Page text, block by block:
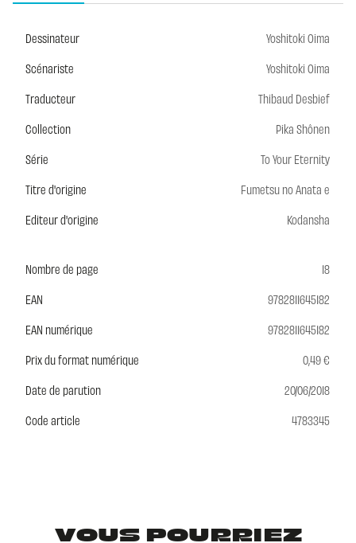
Dessinateur
Yoshitoki Oima
Scénariste
Yoshitoki Oima
Traducteur
Thibaud Desbief
Collection
Pika Shônen
Série
To Your Eternity
Titre d'origine
Fumetsu no Anata e
Editeur d'origine
Kodansha
Nombre de page
18
EAN
9782811645182
EAN numérique
9782811645182
Prix du format numérique
0,49 €
Date de parution
20/06/2018
Code article
4783345
VOUS POURRIEZ